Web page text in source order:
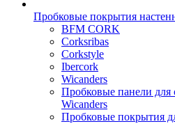
Пробковые покрытия
BFM CORK
Corksribas
Corkstyle
Ibercork
Wicanders
Пробковые панели для
Wicanders
Пробковые покрытия